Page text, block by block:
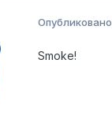
Опубликовано
Smoke!